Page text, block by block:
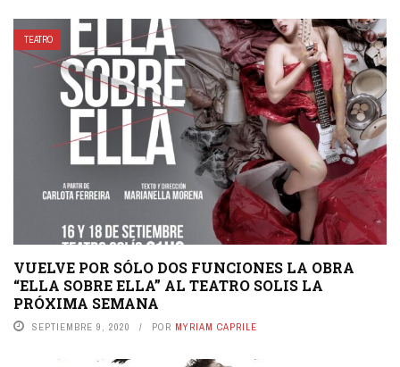
TEATRO
VUELVE POR SÓLO DOS FUNCIONES LA OBRA
“ELLA SOBRE ELLA” AL TEATRO SOLIS LA
PRÓXIMA SEMANA
SEPTIEMBRE 9, 2020 POR MYRIAM CAPRILE